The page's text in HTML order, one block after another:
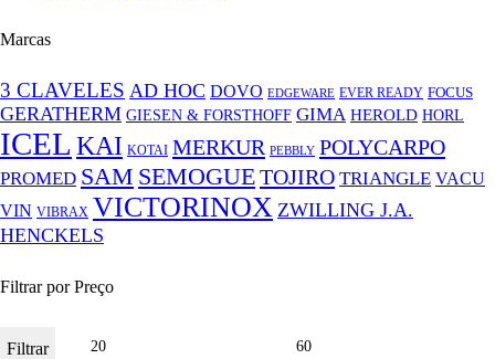
Marcas
3 CLAVELES AD HOC DOVO EDGEWARE EVER READY FOCUS
GERATHERM GIESEN & FORSTHOFF GIMA HEROLD HORL
ICEL KAI KOTAI MERKUR PEBBLY POLYCARPO
PROMED SAM SEMOGUETOJIRO TRIANGLE VACU
VIN VIBRAX VICTORINOX ZWILLING J.A.
HENCKELS
Filtrar por Preço
Filtrar